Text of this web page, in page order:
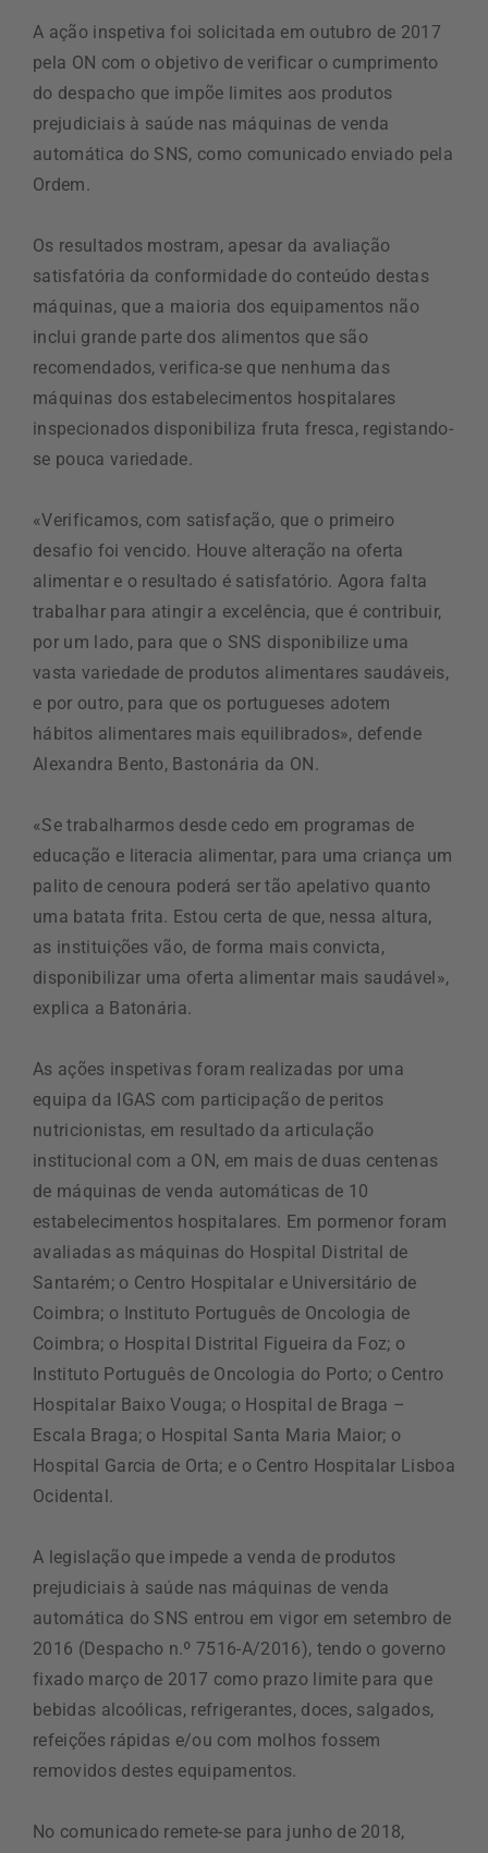
A ação inspetiva foi solicitada em outubro de 2017
pela ON com o objetivo de verificar o cumprimento
do despacho que impõe limites aos produtos
prejudiciais à saúde nas máquinas de venda
automática do SNS, como comunicado enviado pela
Ordem.
Os resultados mostram, apesar da avaliação
satisfatória da conformidade do conteúdo destas
máquinas, que a maioria dos equipamentos não
inclui grande parte dos alimentos que são
recomendados, verifica-se que nenhuma das
máquinas dos estabelecimentos hospitalares
inspecionados disponibiliza fruta fresca, registando-
se pouca variedade.
«Verificamos, com satisfação, que o primeiro
desafio foi vencido. Houve alteração na oferta
alimentar e o resultado é satisfatório. Agora falta
trabalhar para atingir a excelência, que é contribuir,
por um lado, para que o SNS disponibilize uma
vasta variedade de produtos alimentares saudáveis,
e por outro, para que os portugueses adotem
hábitos alimentares mais equilibrados», defende
Alexandra Bento, Bastonária da ON.
«Se trabalharmos desde cedo em programas de
educação e literacia alimentar, para uma criança um
palito de cenoura poderá ser tão apelativo quanto
uma batata frita. Estou certa de que, nessa altura,
as instituições vão, de forma mais convicta,
disponibilizar uma oferta alimentar mais saudável»,
explica a Batonária.
As ações inspetivas foram realizadas por uma
equipa da IGAS com participação de peritos
nutricionistas, em resultado da articulação
institucional com a ON, em mais de duas centenas
de máquinas de venda automáticas de 10
estabelecimentos hospitalares. Em pormenor foram
avaliadas as máquinas do Hospital Distrital de
Santarém; o Centro Hospitalar e Universitário de
Coimbra; o Instituto Português de Oncologia de
Coimbra; o Hospital Distrital Figueira da Foz; o
Instituto Português de Oncologia do Porto; o Centro
Hospitalar Baixo Vouga; o Hospital de Braga –
Escala Braga; o Hospital Santa Maria Maior; o
Hospital Garcia de Orta; e o Centro Hospitalar Lisboa
Ocidental.
A legislação que impede a venda de produtos
prejudiciais à saúde nas máquinas de venda
automática do SNS entrou em vigor em setembro de
2016 (Despacho n.º 7516-A/2016), tendo o governo
fixado março de 2017 como prazo limite para que
bebidas alcoólicas, refrigerantes, doces, salgados,
refeições rápidas e/ou com molhos fossem
removidos destes equipamentos.
No comunicado remete-se para junho de 2018,